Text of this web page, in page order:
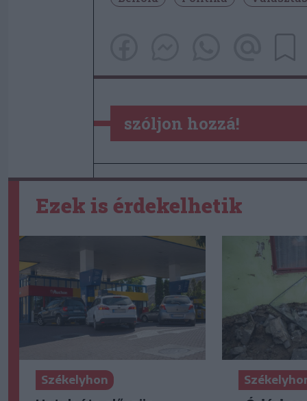
szóljon hozzá!
Ezek is érdekelhetik
Székelyhon